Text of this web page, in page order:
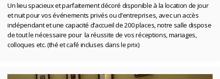
Un lieu spacieux et parfaitement décoré disponible à la location de jour
et nuit pour vos événements privés ou d’entreprises, avec un accès
indépendant et une capacité d’accueil de 200 places, notre salle dispose
de tout le nécessaire pour la réussite de vos réceptions, mariages,
colloques etc. (thé et café incluses dans le prix)